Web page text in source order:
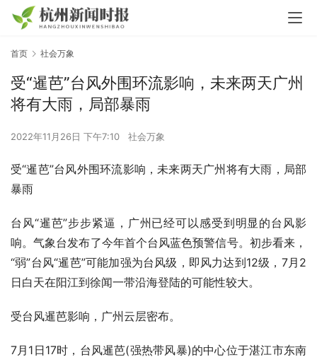
首页 社会万象
受“暹芭”台风外围环流影响，未来两天广州
将有大雨，局部暴雨
2022年11月26日 下午7:10 社会万象
受“暹芭”台风外围环流影响，未来两天广州将有大雨，局部
暴雨
台风“暹芭”步步紧逼，广州已经可以感受到明显的台风影
响。气象台发布了今年首个台风蓝色预警信号。初步看来，
“弱”台风“暹芭”可能加强为台风级，即风力达到12级，7月2
日白天在阳江到徐闻一带沿海登陆的可能性较大。
受台风暹芭影响，广州云层密布。
7月1日17时，台风暹芭(强热带风暴)的中心位于湛江市东南